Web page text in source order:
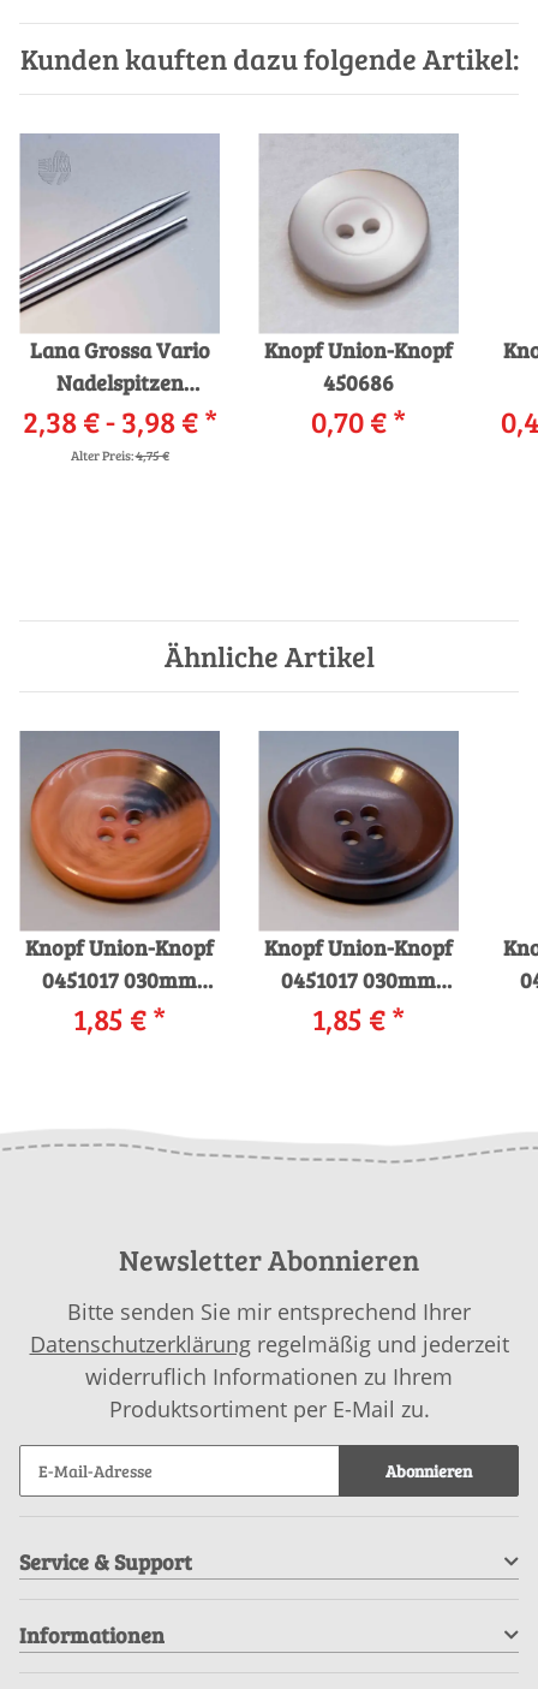
Kunden kauften dazu folgende Artikel:
Lana Grossa Vario
Nadelspitzen
Messing
2,38 € -3,98 €*
Alter Preis:4,75 €
Knopf Union-Knopf
450686
0,70 €*
Ähnliche Artikel
Knopf Union-Knopf
0451017 030mm
0042 orange
1,85 €*
Knopf Union-Knopf
0451017 030mm
0020 braun
1,85 €*
Newsletter Abonnieren
Bitte senden Sie mir entsprechend Ihrer
Datenschutzerklärungregelmäßig und jederzeit
widerruflich Informationen zu Ihrem
Produktsortiment per E-Mail zu.
Abonnieren
Service & Support
Informationen